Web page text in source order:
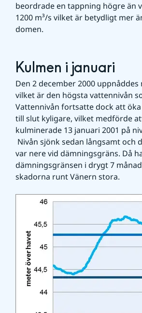
beordrade en tappning högre än
1200 m³/s vilket är betydligt mer
domen.
Kulmen i januari
Den 2 december 2000
vilket är den högsta vattennivån
Vattennivån fortsatte dock att
till slut kyligare, vilket medförde
kulminerade 13 januari 2001 på
var nere vid dämningsgräns. Då
dämningsgränsen i drygt 7
skadorna runt Vänern stora.